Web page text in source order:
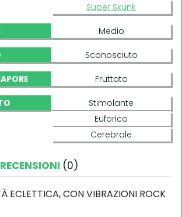
Super Skunk
Medio
Sconosciuto
Fruttato
Stimolante
Euforico
Cerebrale
RECENSIONI (0)
ECLETTICA, CON VIBRAZIONI ROCK